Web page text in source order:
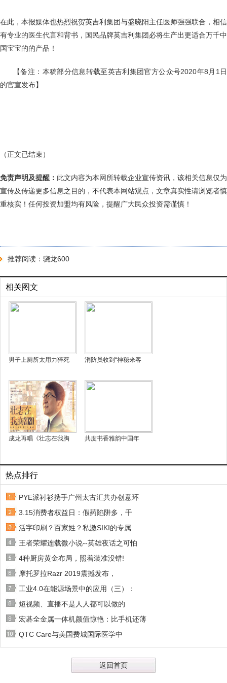
在此，本报媒体也热烈祝贺英吉利集团与盛晓阳主任医师强强联合，相信
有专业的医生代言和背书，国民品牌英吉利集团必将生产出更适合万千中
国宝宝的的产品！
【备注：本稿部分信息转载至英吉利集团官方公众号2020年8月1日
的官宣发布】
（正文已结束）
免责声明及提醒： 此文内容为本网所转载企业宣传资讯，该相关信息仅为
宣传及传递更多信息之目的，不代表本网站观点，文章真实性请浏览者慎
重核实！任何投资加盟均有风险，提醒广大民众投资需谨慎！
推荐阅读： 骁龙600
相关图文
男子上厕所太用力猝死 消防员收到“神秘来客
成龙再唱《壮志在我胸 共度书香雅韵中国年
热点排行
PYE派衬衫携手广州太古汇共办创意环
3.15消费者权益日：假药陷阱多，千
活字印刷？百家姓？私激SIKI的专属
王者荣耀连载微小说--英雄夜话之可怕
4种厨房黄金布局，照着装准没错!
摩托罗拉Razr 2019震撼发布，
工业4.0在能源场景中的应用（三）：
短视频、直播不是人人都可以做的
宏碁全金属一体机颜值惊艳：比手机还薄
QTC Care与美国费城国际医学中
返回首页